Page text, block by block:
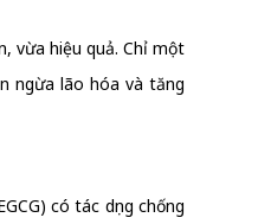
vừa hiệu quả. Chỉ một
ngừa lão hóa và tăng
có tác dụng chống